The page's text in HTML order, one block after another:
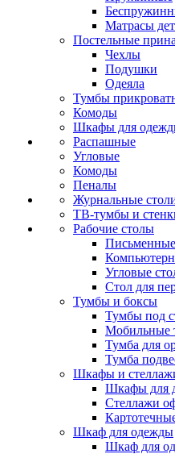
Матрасы
Постельные
Чехлы
Подушки
Одеяла
Тумбы
Комоды
Шкафы для
Распашные
Угловые
Комоды
Пеналы
Журнальные
ТВ‑тумбы и
Рабочие столы
Угловые
Стол для
Тумбы и боксы
Тумбы под
Мобильные
Тумба для
Тумба
Шкафы и
Шкафы для
Стеллажи
Шкаф для одежды
Шкаф для